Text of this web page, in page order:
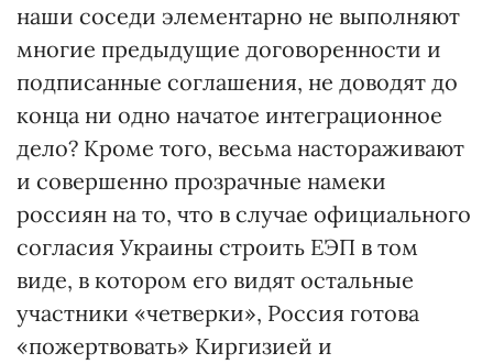
наши соседи элементарно не выполняют
многие предыдущие договоренности и
подписанные соглашения, не доводят до
конца ни одно начатое интеграционное
дело? Кроме того, весьма настораживают
и совершенно прозрачные намеки
россиян на то, что в случае официального
согласия Украины строить ЕЭП в том
виде, в котором его видят остальные
участники «четверки», Россия готова
«пожертвовать» Киргизией и